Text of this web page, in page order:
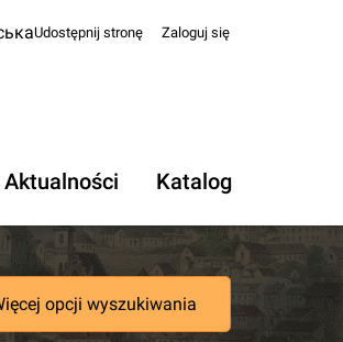
Udostępnij stronę Zaloguj się
Aktualności Katalog
opcji wyszukiwania